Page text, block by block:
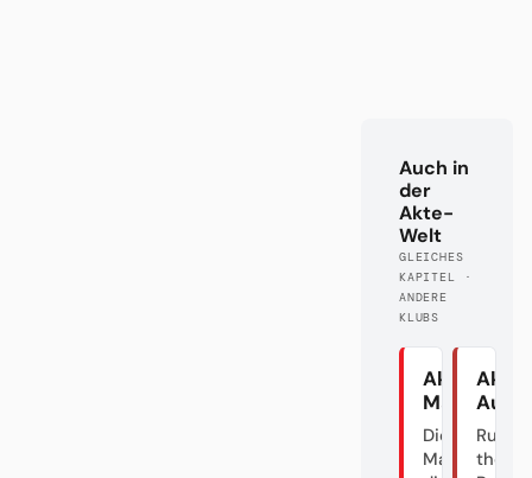
Auch in
der
Akte-
Welt
GLEICHES
KAPITEL ·
ANDERE
KLUBS
Akte
Mainz
Die graue
Maus und
Akte
the